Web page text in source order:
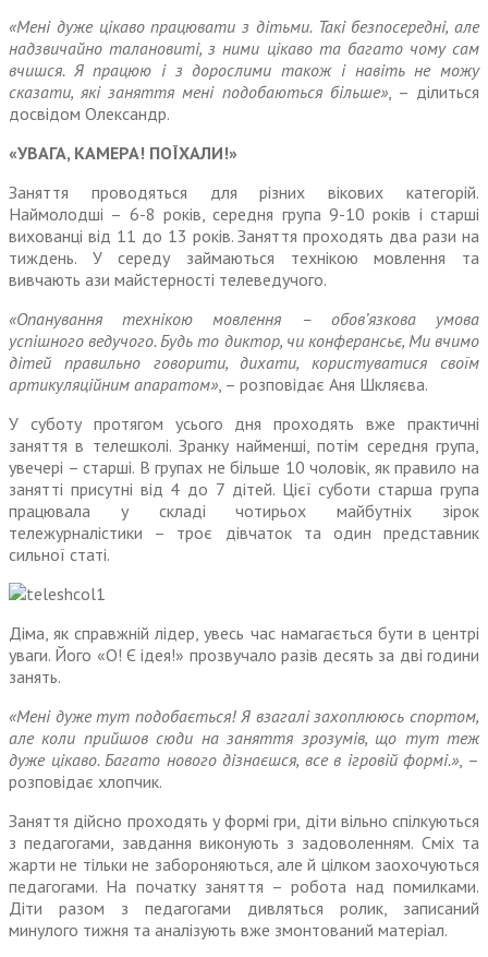
«Мені дуже цікаво працювати з дітьми. Такі безпосередні, але
надзвичайно талановиті, з ними цікаво та багато чому сам
вчишся. Я працюю і з дорослими також і навіть не можу
сказати, які заняття мені подобаються більше», – ділиться
досвідом Олександр.
«УВАГА, КАМЕРА! ПОЇХАЛИ!»
Заняття проводяться для різних вікових категорій.
Наймолодші – 6-8 років, середня група 9-10 років і старші
вихованці від 11 до 13 років. Заняття проходять два рази на
тиждень. У середу займаються технікою мовлення та
вивчають ази майстерності телеведучого.
«Опанування технікою мовлення – обов’язкова умова
успішного ведучого. Будь то диктор, чи конферансьє, Ми вчимо
дітей правильно говорити, дихати, користуватися своїм
артикуля­ційним апаратом», – розповідає Аня Шкляєва.
У суботу протягом усього дня проходять вже практичні
заняття в телешколі. Зранку найменші, потім середня група,
увечері – старші. В групах не більше 10 чоловік, як правило на
занятті присутні від 4 до 7 дітей. Цієї суботи старша група
працювала у складі чотирьох майбутніх зірок
тележурналістики – троє дівчаток та один представник
сильної статі.
Діма, як справжній лідер, увесь час намагається бути в центрі
уваги. Його «О! Є ідея!» прозву­чало разів десять за дві години
занять.
«Мені дуже тут подобається! Я взагалі захоплююсь спортом,
але коли прийшов сюди на заняття зрозумів, що тут теж
дуже цікаво. Багато нового дізнаєшся, все в ігровій формі.», –
розповідає хлопчик.
Заняття дійсно проходять у формі гри, діти вільно спілкуються
з педагогами, завдання виконують з задоволенням. Сміх та
жарти не тільки не забороняються, але й цілком заохочуються
педагогами. На початку заняття – робота над помилками.
Діти разом з педаго­гами дивляться ролик, записаний
минулого тижня та аналізують вже змонтований матеріал.